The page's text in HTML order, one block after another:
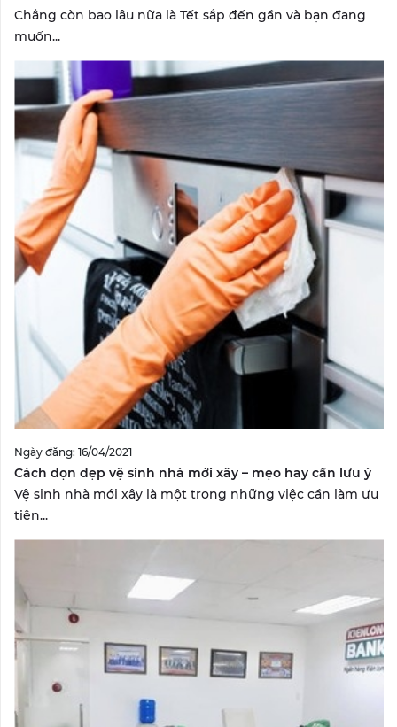
Chẳng còn bao lâu nữa là Tết sắp đến gần và bạn đang
muốn...
Ngày đăng: 16/04/2021
Cách dọn dẹp vệ sinh nhà mới xây – mẹo hay cần lưu ý
Vệ sinh nhà mới xây là một trong những việc cần làm ưu
tiên...